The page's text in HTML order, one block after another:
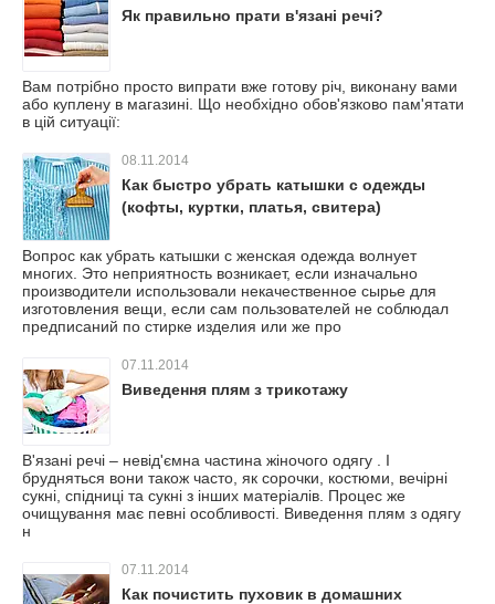
Як правильно прати в'язані речі?
Вам потрібно просто випрати вже готову річ, виконану вами
або куплену в магазині. Що необхідно обов'язково пам'ятати
в цій ситуації:
08.11.2014
Как быстро убрать катышки с одежды
(кофты, куртки, платья, свитера)
Вопрос как убрать катышки с женская одежда волнует
многих. Это неприятность возникает, если изначально
производители использовали некачественное сырье для
изготовления вещи, если сам пользователей не соблюдал
предписаний по стирке изделия или же про
07.11.2014
Виведення плям з трикотажу
В'язані речі – невід'ємна частина жіночого одягу . І
брудняться вони також часто, як сорочки, костюми, вечірні
сукні, спідниці та сукні з інших матеріалів. Процес же
очищування має певні особливості. Виведення плям з одягу
н
07.11.2014
Как почистить пуховик в домашних